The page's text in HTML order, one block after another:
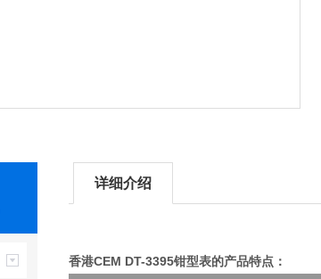
详细介绍
香港CEM DT-3395钳型表的产品特点：